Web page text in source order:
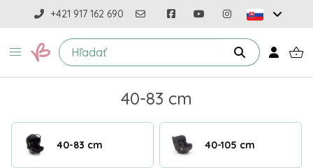
+421 917 162 690
40-83 cm
40-83 cm 40-105 cm